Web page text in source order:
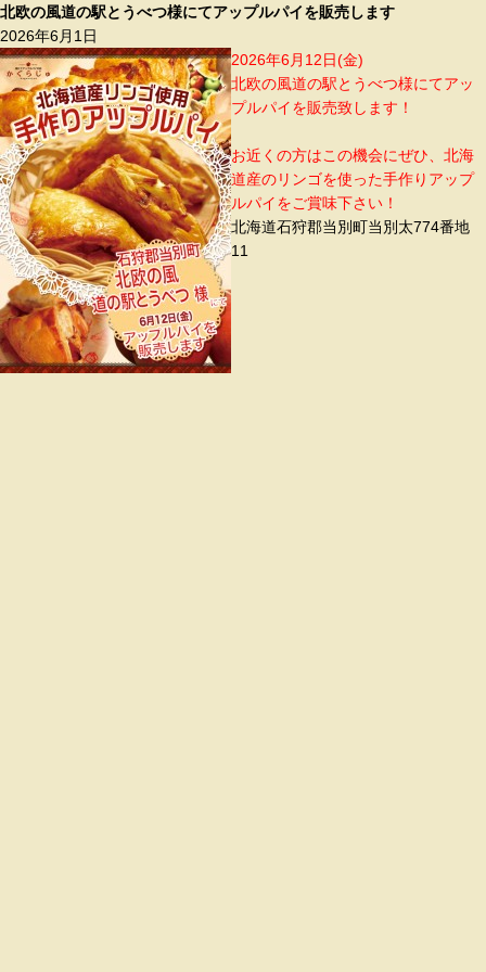
北欧の風道の駅とうべつ様にてアップルパイを販売します
2026年6月1日
2026年6月12日(金)
北欧の風道の駅とうべつ様にてアッ
プルパイを販売致します！
お近くの方はこの機会にぜひ、北海
道産のリンゴを使った手作りアップ
ルパイをご賞味下さい！
北海道石狩郡当別町当別太774番地
11